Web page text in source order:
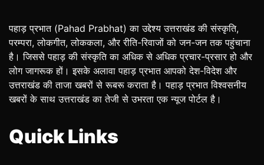
पहाड़ प्रभात (Pahad Prabhat) का उद्देश्य उत्तराखंड की संस्कृति,
परम्परा, लोकगीत, लोककला, और रीति-रिवाजों को जन-जन तक पहुंचाना
है। जिससे पहाड़ की संस्कृति का अधिक से अधिक प्रचार-प्रसार हो और
लोग जागरूक हों। इसके अलावा पहाड़ प्रभात आपको देश-विदेश और
उत्तराखंड की ताजा खबरों से रूबरू कराता है। पहाड़ प्रभात विश्वसनीय
खबरों के साथ उत्तराखंड का तेजी से उभरता एक न्यूज पोर्टल है।
Quick Links